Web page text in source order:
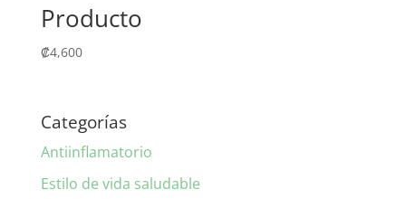
Producto
₡4,600
Categorías
Antiinflamatorio
Estilo de vida saludable